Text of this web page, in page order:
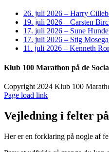
26. juli 2026 – Harry
19. juli 2026 – Carsten
17. juli 2026 – Sune
17. juli 2026 – Stig
11. juli 2026 – Kenneth
Klub 100 Marathon på de
Copyright 2024 Klub 100
Page load link
Vejledning i felter
Her er en forklaring på nogle af